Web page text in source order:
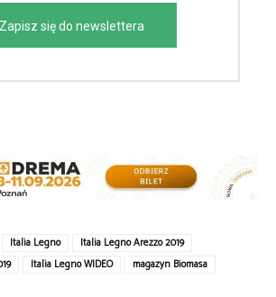
Zapisz się do newslettera
Italia Legno
Italia Legno Arezzo 2019
Italia Legno WIDEO magazyn Biomasa